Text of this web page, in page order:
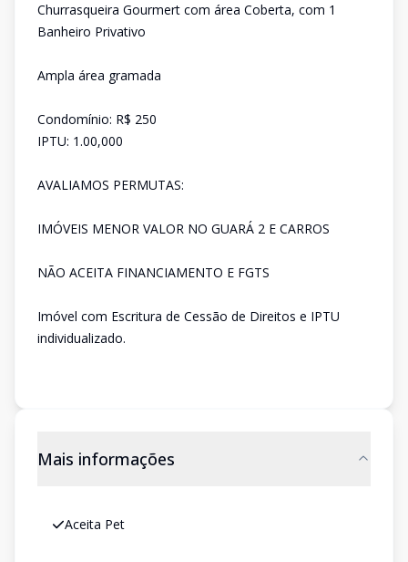
Churrasqueira Gourmert com área Coberta, com 1
Banheiro Privativo
Ampla área gramada
Condomínio: R$ 250
IPTU: 1.00,000
AVALIAMOS PERMUTAS:
IMÓVEIS MENOR VALOR NO GUARÁ 2 E CARROS
NÃO ACEITA FINANCIAMENTO E FGTS
Imóvel com Escritura de Cessão de Direitos e IPTU
individualizado.
Mais informações
Aceita Pet